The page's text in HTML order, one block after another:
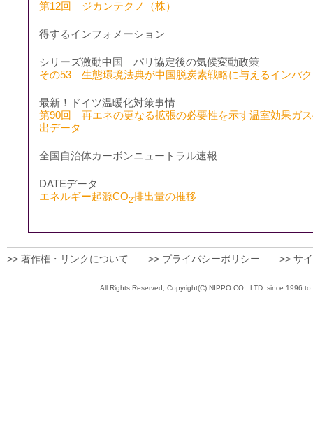
第12回 ジカンテクノ（株）
得するインフォメーション
シリーズ激動中国 パリ協定後の気候変動政策
その53 生態環境法典が中国脱炭素戦略に与えるインパ
最新！ドイツ温暖化対策事情
第90回 再エネの更なる拡張の必要性を示す温室効果ガ
出データ
全国自治体カーボンニュートラル速報
DATEデータ
エネルギー起源CO2排出量の推移
>> 著作権・リンクについて >> プライバシーポリシー >> サ
All Rights Reserved, Copyright(C) NIPPO CO., LTD. since 1996